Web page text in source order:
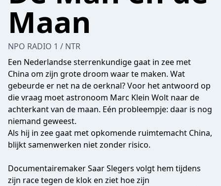
Maan
NPO RADIO 1 / NTR
Een Nederlandse sterrenkundige gaat in zee met
China om zijn grote droom waar te maken. Wat
gebeurde er net na de oerknal? Voor het antwoord op
die vraag moet astronoom Marc Klein Wolt naar de
achterkant van de maan. Eén probleempje: daar is nog
niemand geweest.
Als hij in zee gaat met opkomende ruimtemacht China,
blijkt samenwerken niet zonder risico.
Documentairemaker Saar Slegers volgt hem tijdens
zijn race tegen de klok en ziet hoe zijn